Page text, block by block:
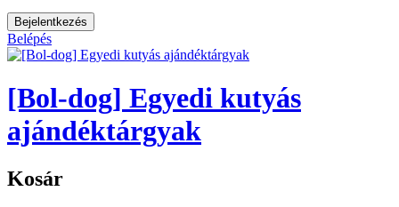
Belépés
[Bol-dog] Egyedi kutyás
ajándéktárgyak
Kosár